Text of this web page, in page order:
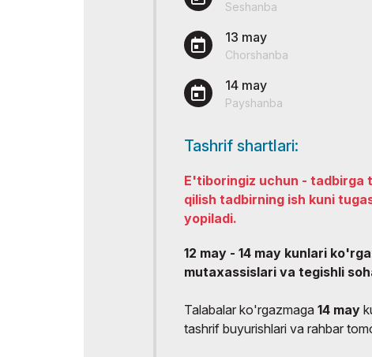
Seshanba
13 may
Chorshanba
14 may
Payshanba
Tashrif shartlari:
E'tiboringiz uchun - tadbirga
qilish tadbirning ish kuni
yopiladi.
12 may - 14 may kunlari
mutaxassislari va tegishli
Talabalar ko'rgazmaga 14 may
tashrif buyurishlari va rahbar